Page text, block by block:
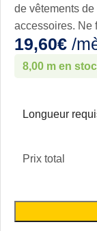
de vêtements
accessoires. Ne
19,60€ /
8,00 m en
Longueur
Prix total